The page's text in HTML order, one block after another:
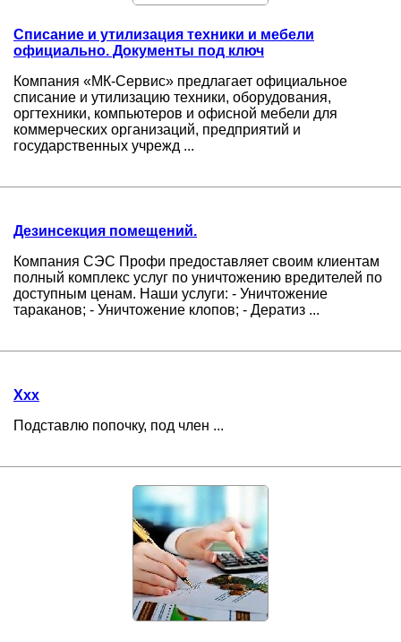
Списание и утилизация техники и мебели
официально. Документы под ключ
Компания «МК-Сервис» предлагает официальное
списание и утилизацию техники, оборудования,
оргтехники, компьютеров и офисной мебели для
коммерческих организаций, предприятий и
государственных учрежд ...
Дезинсекция помещений.
Компания СЭС Профи предоставляет своим клиентам
полный комплекс услуг по уничтожению вредителей по
доступным ценам. Наши услуги: - Уничтожение
тараканов; - Уничтожение клопов; - Дератиз ...
Ххх
Подставлю попочку, под член ...